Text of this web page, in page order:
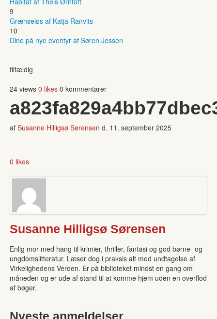
9
Grænseløs af Katja Ranvits
10
Dino på nye eventyr af Søren Jessen
tilfældig
24 views 0 likes 0 kommentarer
af Susanne Hilligsø Sørensen d. 11. september 2025
0 likes
Susanne Hilligsø Sørensen
Enlig mor med hang til krimier, thriller, fantasi og god børne- og
ungdomslitteratur. Læser dog i praksis alt med undtagelse af
Virkelighedens Verden. Er på biblioteket mindst en gang om
måneden og er ude af stand til at komme hjem uden en overflod
af bøger.
Nyeste anmeldelser